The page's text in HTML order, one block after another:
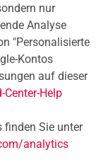
nur
Analyse
"Personalisierte
Kontos
auf dieser
Center-Help
finden Sie unter
/analytics